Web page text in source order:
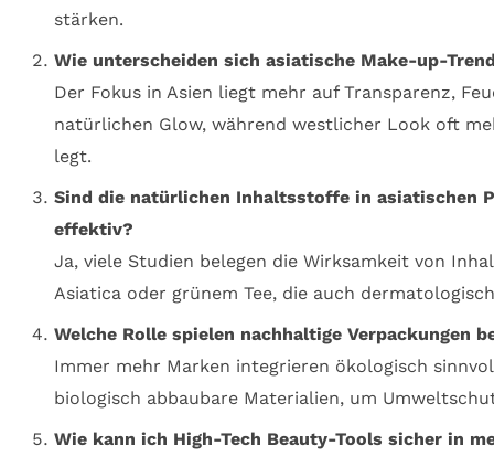
stärken.
Wie unterscheiden sich asiatische Make-up-
Der Fokus in Asien liegt mehr auf Transparenz,
natürlichen Glow, während westlicher Look oft
legt.
Sind die natürlichen Inhaltsstoffe in asiatischen
effektiv?
Ja, viele Studien belegen die Wirksamkeit von
Asiatica oder grünem Tee, die auch
Welche Rolle spielen nachhaltige Verpackungen
Immer mehr Marken integrieren ökologisch
biologisch abbaubare Materialien, um
Wie kann ich High-Tech Beauty-Tools sicher in